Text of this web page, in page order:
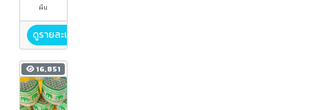
ผืน
ดูรายละเอียด
16,851